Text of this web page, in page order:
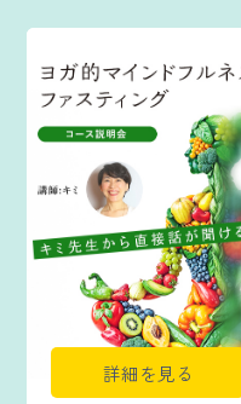
詳細を見る